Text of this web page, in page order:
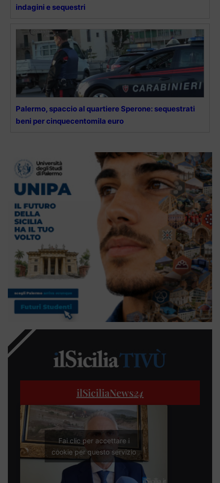
indagini e sequestri
Palermo, spaccio al quartiere Sperone: sequestrati
beni per cinquecentomila euro
ilSiciliaNews24
Fai clic per accettare i
cookie per questo servizio